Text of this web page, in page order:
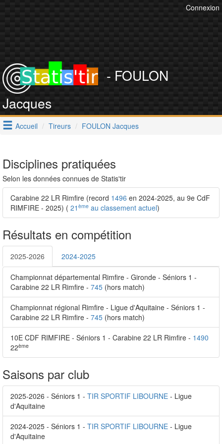
Connexion
- FOULON
Jacques
Accueil Tireurs FOULON Jacques
Disciplines pratiquées
Selon les données connues de Statis'tir
Carabine 22 LR Rimfire (record 1496 en 2024-2025, au 9e CdF
RIMFIRE - 2025) ( 21 ème au classement actuel)
Résultats en compétition
2025-2026 2024-2025
Championnat départemental Rimfire - Gironde - Séniors 1 -
Carabine 22 LR Rimfire - 745 (hors match)
Championnat régional Rimfire - Ligue d'Aquitaine - Séniors 1 -
Carabine 22 LR Rimfire - 745 (hors match)
10E CDF RIMFIRE - Séniors 1 - Carabine 22 LR Rimfire - 1490
22ème
Saisons par club
2025-2026 - Séniors 1 - TIR SPORTIF LIBOURNE - Ligue
d'Aquitaine
2024-2025 - Séniors 1 - TIR SPORTIF LIBOURNE - Ligue
d'Aquitaine